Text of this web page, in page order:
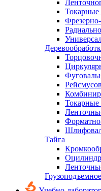
Токарные
Токарные
Тайга